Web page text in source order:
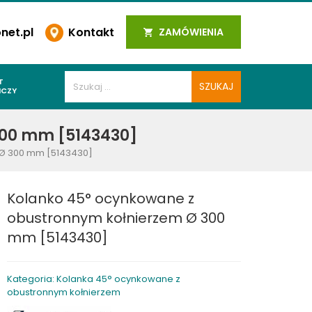
ZAMÓWIENIA
Kontakt
mm [5143430]
300 mm [5143430]
Kolanko 45° ocynkowane z
obustronnym kołnierzem Ø 300
mm [5143430]
Kategoria: Kolanka 45° ocynkowane z
obustronnym kołnierzem